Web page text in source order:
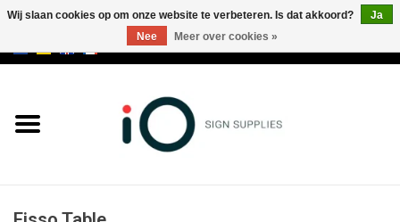
Merken
Wij slaan cookies op om onze website te verbeteren. Is dat akkoord?
Ja
Nee
Meer over cookies »